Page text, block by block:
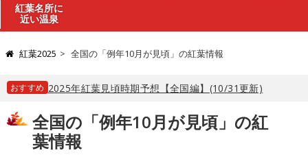
紅葉名所に
近い温泉
紅葉2025 全国の「例年10月が見頃」の紅葉情報
おすすめ 2025年紅葉見頃時期予想【全国編】(10/31更新)
全国の「例年10月が見頃」の紅
葉情報